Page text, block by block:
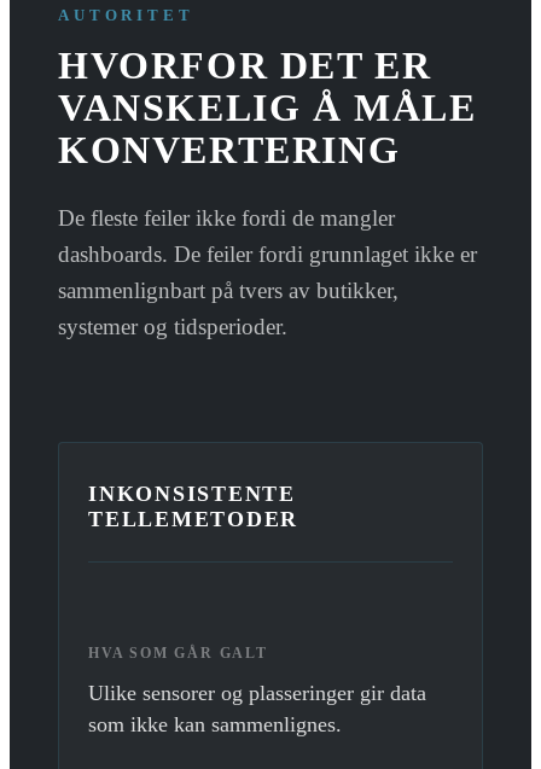
AUTORITET
HVORFOR DET ER
VANSKELIG Å MÅLE
KONVERTERING
De fleste feiler ikke fordi de mangler
dashboards. De feiler fordi grunnlaget ikke er
sammenlignbart på tvers av butikker,
systemer og tidsperioder.
INKONSISTENTE
TELLEMETODER
HVA SOM GÅR GALT
Ulike sensorer og plasseringer gir data
som ikke kan sammenlignes.